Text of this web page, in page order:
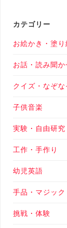
カテゴリー
お絵かき・塗り
お話・読み聞か
クイズ・なぞな
子供音楽
実験・自由研究
工作・手作り
幼児英語
手品・マジック
挑戦・体験